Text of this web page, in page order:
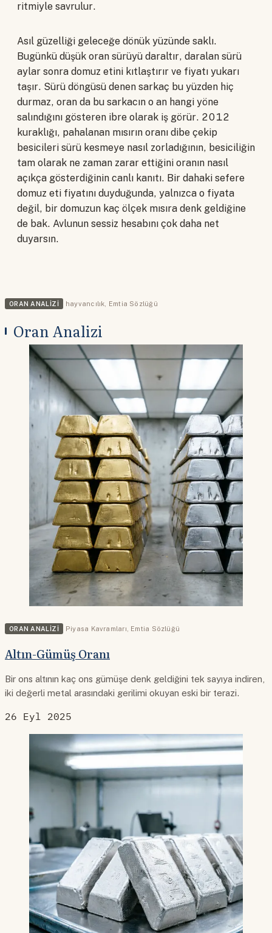
ritmiyle savrulur.
Asıl güzelliği geleceğe dönük yüzünde saklı.
Bugünkü düşük oran sürüyü daraltır, daralan sürü
aylar sonra domuz etini kıtlaştırır ve fiyatı yukarı
taşır. Sürü döngüsü denen sarkaç bu yüzden hiç
durmaz, oran da bu sarkacın o an hangi yöne
salındığını gösteren ibre olarak iş görür. 2012
kuraklığı, pahalanan mısırın oranı dibe çekip
besicileri sürü kesmeye nasıl zorladığının, besiciliğin
tam olarak ne zaman zarar ettiğini oranın nasıl
açıkça gösterdiğinin canlı kanıtı. Bir dahaki sefere
domuz eti fiyatını duyduğunda, yalnızca o fiyata
değil, bir domuzun kaç ölçek mısıra denk geldiğine
de bak. Avlunun sessiz hesabını çok daha net
duyarsın.
ORAN ANALIZI hayvancılık, Emtia Sözlüğü
Oran Analizi
ORAN ANALIZI Piyasa Kavramları, Emtia Sözlüğü
Altın-Gümüş Oranı
Bir ons altının kaç ons gümüşe denk geldiğini tek sayıya indiren,
iki değerli metal arasındaki gerilimi okuyan eski bir terazi.
26 Eyl 2025